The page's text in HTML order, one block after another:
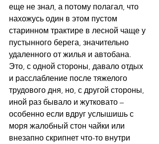
еще не знал, а потому полагал, что
нахожусь один в этом пустом
старинном трактире в лесной чаще у
пустынного берега, значительно
удаленного от жилья и автобана.
Это, с одной стороны, давало отдых
и расслабление после тяжелого
трудового дня, но, с другой стороны,
иной раз бывало и жутковато –
особенно если вдруг услышишь с
моря жалобный стон чайки или
внезапно скрипнет что-то внутри